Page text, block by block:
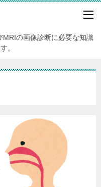
の画像診断に必要な知識
。